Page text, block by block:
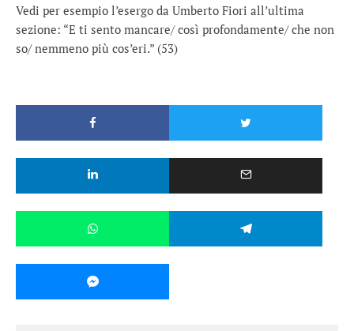
Vedi per esempio l’esergo da Umberto Fiori all’ultima
sezione: “E ti sento mancare/ così profondamente/ che non
so/ nemmeno più cos’eri.” (53)